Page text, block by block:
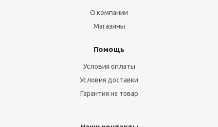
О компании
Магазины
Помощь
Условия оплаты
Условия доставки
Гарантия на товар